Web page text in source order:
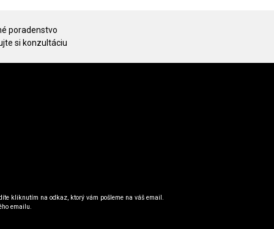
poradenstvo
si konzultáciu
kliknutím na odkaz, ktorý vám pošleme na váš email.
emailu.